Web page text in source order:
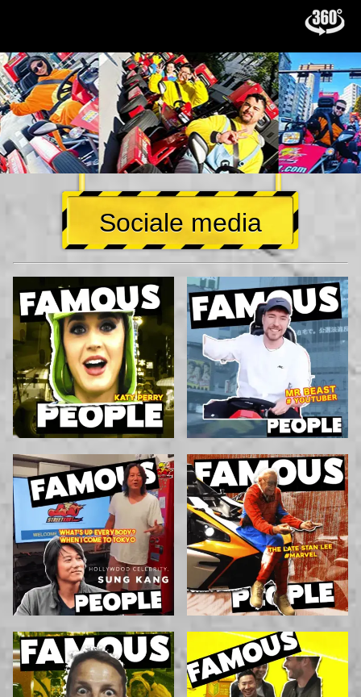
Sociale media